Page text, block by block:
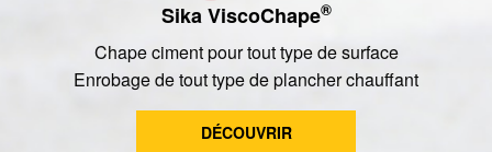
Sika ViscoChape®
Chape ciment pour tout type de surface
Enrobage de tout type de plancher chauffant
DÉCOUVRIR